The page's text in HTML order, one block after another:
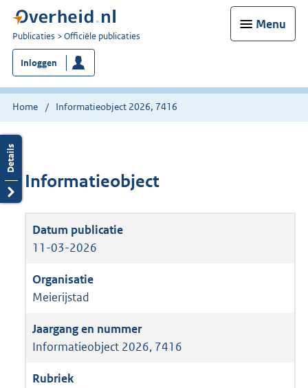
Menu
U
bent
nu
hier:
Publicaties Officiële publicaties
Inloggen
Home Informatieobject 2026, 7416
Informatieobject
11-03-2026
Meierijstad
Informatieobject 2026, 7416